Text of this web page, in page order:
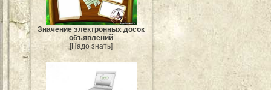
Значение электронных досок
объявлений
[Надо знать]